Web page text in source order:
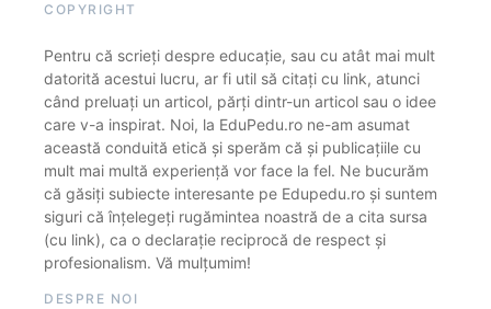
COPYRIGHT
Pentru că scrieți despre educație, sau cu atât mai mult
datorită acestui lucru, ar fi util să citați cu link, atunci
când preluați un articol, părți dintr-un articol sau o idee
care v-a inspirat. Noi, la EduPedu.ro ne-am asumat
această conduită etică și sperăm că și publicațiile cu
mult mai multă experiență vor face la fel. Ne bucurăm
că găsiți subiecte interesante pe Edupedu.ro și suntem
siguri că înțelegeți rugămintea noastră de a cita sursa
(cu link), ca o declarație reciprocă de respect și
profesionalism. Vă mulțumim!
DESPRE NOI